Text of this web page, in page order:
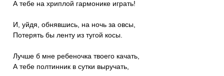
А тебе на хриплой гармонике играть!
И, уйдя, обнявшись, на ночь за овсы,
Потерять бы ленту из тугой косы.
Лучше б мне ребеночка твоего качать,
А тебе полтинник в сутки выручать,